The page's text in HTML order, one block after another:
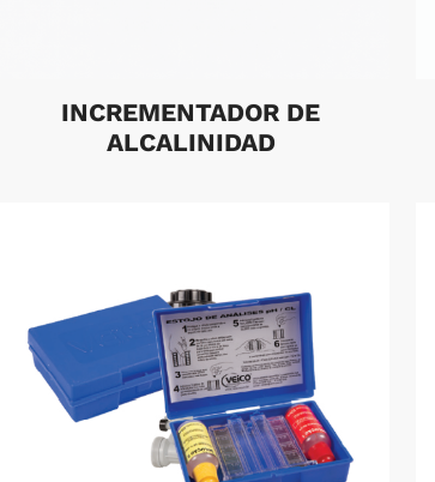
INCREMENTADOR DE
ALCALINIDAD